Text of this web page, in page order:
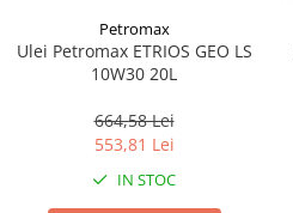
Petromax
Ulei Petromax ETRIOS GEO LS
10W30 20L
664,58 Lei
553,81 Lei
IN STOC